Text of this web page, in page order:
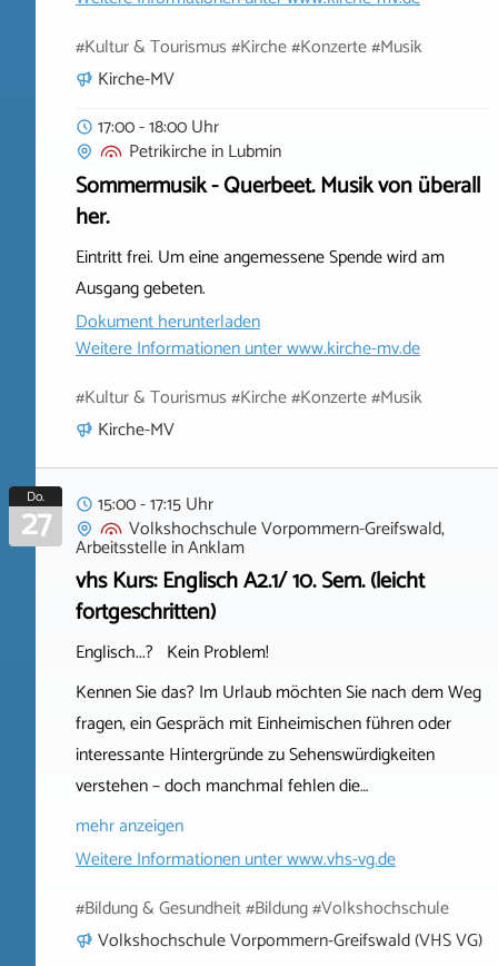
#Kultur & Tourismus #Kirche #Konzerte #Musik
Kirche-MV
17:00 - 18:00 Uhr
PetrikircheinLubmin
Sommermusik - Querbeet. Musik von überall
her.
Eintritt frei. Um eine angemessene Spende wird am
Ausgang gebeten.
Dokument herunterladen
Weitere Informationen unterwww.kirche-mv.de
#Kultur & Tourismus #Kirche #Konzerte #Musik
Kirche-MV
Do.
27
15:00 - 17:15 Uhr
Volkshochschule Vorpommern-Greifswald,
ArbeitsstelleinAnklam
vhs Kurs: Englisch A2.1/ 10. Sem. (leicht
fortgeschritten)
Englisch...? Kein Problem!
Kennen Sie das? Im Urlaub möchten Sie nach dem Weg
fragen, ein Gespräch mit Einheimischen führen oder
interessante Hintergründe zu Sehenswürdigkeiten
verstehen – doch manchmal fehlen die…
mehr anzeigen
Weitere Informationen unterwww.vhs-vg.de
#Bildung & Gesundheit #Bildung #Volkshochschule
Volkshochschule Vorpommern-Greifswald (VHS VG)